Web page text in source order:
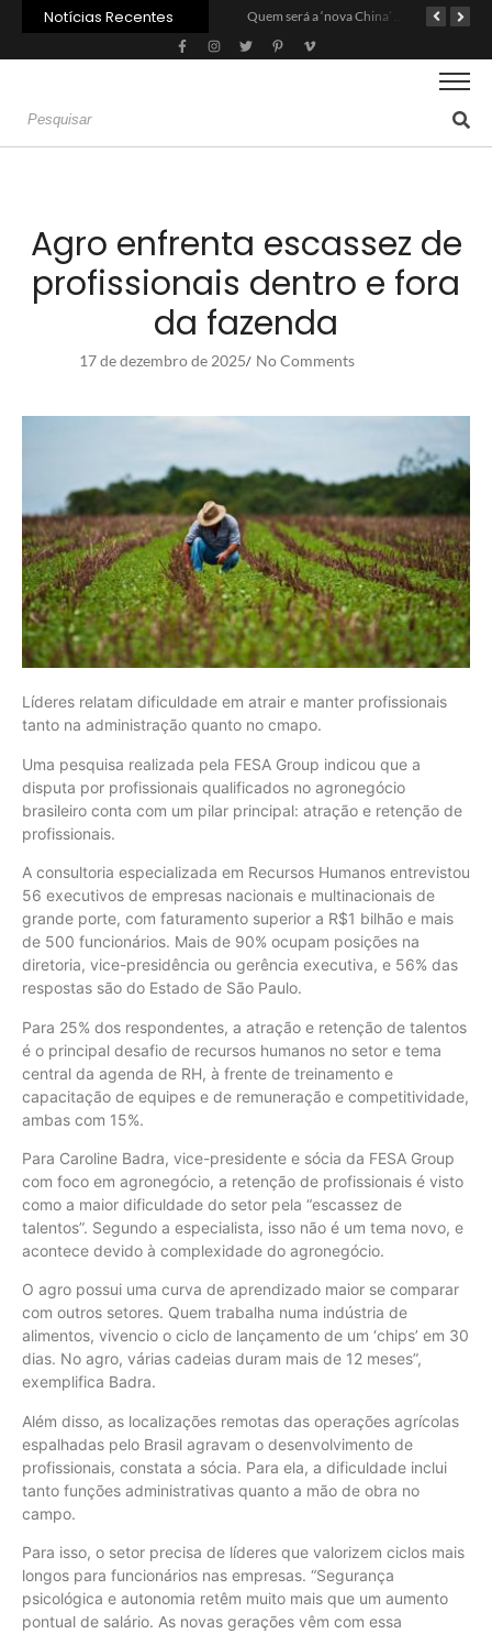
Notícias Recentes Quem será a ‘nova China’ do agro quando o apetite de Pequim acabar?
Agro enfrenta escassez de
profissionais dentro e fora
da fazenda
17 de dezembro de 2025/ No Comments
Líderes relatam dificuldade em atrair e manter profissionais
tanto na administração quanto no cmapo.
Uma pesquisa realizada pela FESA Group indicou que a
disputa por profissionais qualificados no agronegócio
brasileiro conta com um pilar principal: atração e retenção de
profissionais.
A consultoria especializada em Recursos Humanos entrevistou
56 executivos de empresas nacionais e multinacionais de
grande porte, com faturamento superior a R$1 bilhão e mais
de 500 funcionários. Mais de 90% ocupam posições na
diretoria, vice-presidência ou gerência executiva, e 56% das
respostas são do Estado de São Paulo.
Para 25% dos respondentes, a atração e retenção de talentos
é o principal desafio de recursos humanos no setor e tema
central da agenda de RH, à frente de treinamento e
capacitação de equipes e de remuneração e competitividade,
ambas com 15%.
Para Caroline Badra, vice-presidente e sócia da FESA Group
com foco em agronegócio, a retenção de profissionais é visto
como a maior dificuldade do setor pela “escassez de
talentos”. Segundo a especialista, isso não é um tema novo, e
acontece devido à complexidade do agronegócio.
O agro possui uma curva de aprendizado maior se comparar
com outros setores. Quem trabalha numa indústria de
alimentos, vivencio o ciclo de lançamento de um ‘chips’ em 30
dias. No agro, várias cadeias duram mais de 12 meses”,
exemplifica Badra.
Além disso, as localizações remotas das operações agrícolas
espalhadas pelo Brasil agravam o desenvolvimento de
profissionais, constata a sócia. Para ela, a dificuldade inclui
tanto funções administrativas quanto a mão de obra no
campo.
Para isso, o setor precisa de líderes que valorizem ciclos mais
longos para funcionários nas empresas. “Segurança
psicológica e autonomia retêm muito mais que um aumento
pontual de salário. As novas gerações vêm com essa